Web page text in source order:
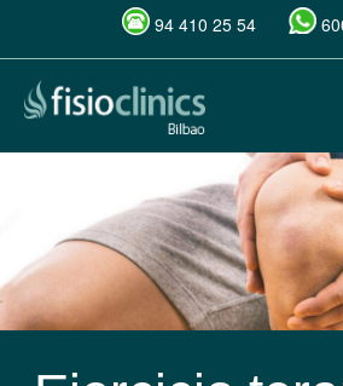
Pasar
contenido
94 410 25 54